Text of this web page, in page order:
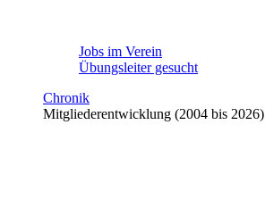
Jobs im Verein
Übungsleiter gesucht
Chronik
Mitgliederentwicklung (2004 bis 2026)